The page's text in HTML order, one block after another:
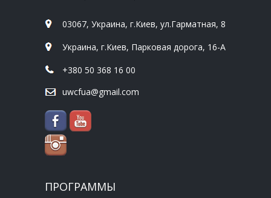
03067, Украина, г.Киев, ул.Гарматная, 8
Украина, г.Киев, Парковая дорога, 16-А
+380 50 368 16 00
uwcfua@gmail.com
ПРОГРАММЫ